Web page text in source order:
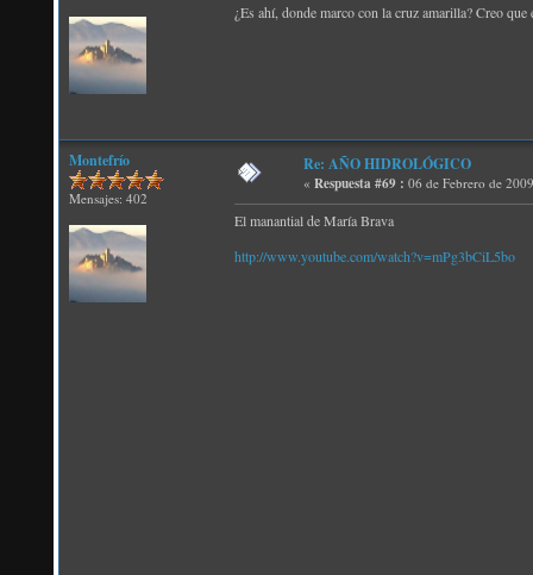
¿Es ahí, donde marco con la cruz amarilla? Creo
Montefrío
Mensajes: 402
Re: AÑO HIDROLÓGICO
« Respuesta #69 : 06 de Febrero de
El manantial de María Brava
http://www.youtube.com/watch?v=mPg3bCiL5bo